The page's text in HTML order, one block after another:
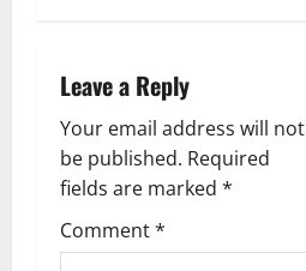
i
g
a
t
Leave a Reply
Your email address will not
be published. Required
fields are marked *
Comment*